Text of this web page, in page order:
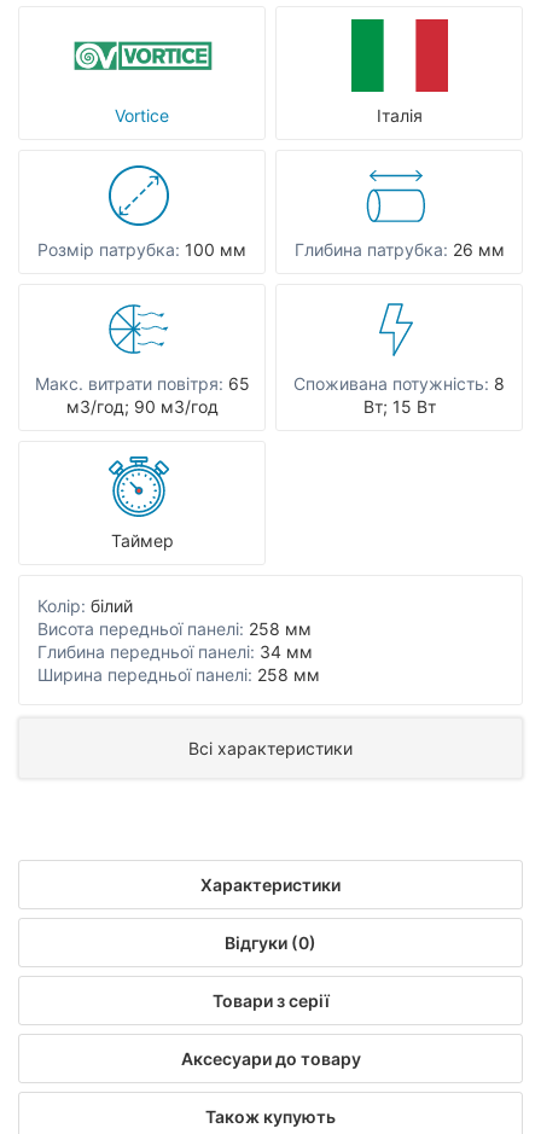
Vortice Італія
Розмір патрубка: 100 мм Глибина патрубка: 26 мм
Макс. витрати повітря: 65
мЗ/год; 90 мЗ/год
Споживана потужність: 8
Вт; 15 Вт
Таймер
Колір: білий
Висота передньої панелі: 258 мм
Глибина передньої панелі: 34 мм
Ширина передньої панелі: 258 мм
Всі характеристики
Характеристики
Відгуки (0)
Товари з серії
Аксесуари до товару
Також купують